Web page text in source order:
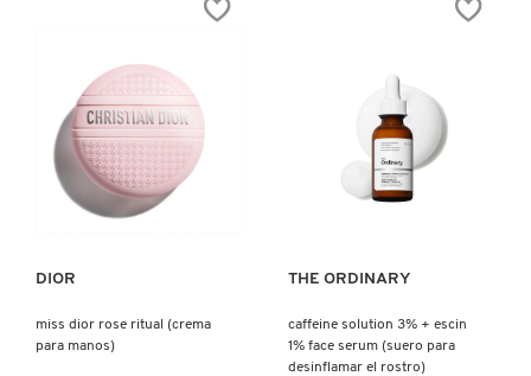
Ver más
DIOR
miss dior rose ritual (crema
para manos)
Ver más
THE ORDINARY
caffeine solution 3% + escin
1% face serum (suero para
desinflamar el rostro)